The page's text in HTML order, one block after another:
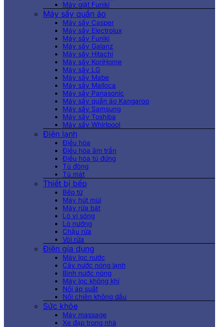
Máy giặt Funiki
Máy sấy quần áo
Máy sấy Casper
Máy sấy Electrolux
Máy sấy Funiki
Máy sấy Galanz
Máy sấy Hitachi
Máy sấy KoriHome
Máy sấy LG
Máy sấy Mabe
Máy sấy Malloca
Máy sấy Panasonic
Máy sấy quần áo Kangaroo
Máy sấy Samsung
Máy sấy Toshiba
Máy sấy Whirlpool
Điện lạnh
Điều hòa
Điều hòa âm trần
Điều hòa tủ đứng
Tủ đông
Tủ mát
Thiết bị bếp
Bếp từ
Máy hút mùi
Máy rửa bát
Lò vi sóng
Lò nướng
Chậu rửa
Vòi rửa
Điện gia dụng
Máy lọc nước
Cây nước nóng lạnh
Bình nước nóng
Máy lọc không khí
Nồi áp suất
Nồi chiên không dầu
Sức khỏe
Máy massage
Xe đạp trong nhà